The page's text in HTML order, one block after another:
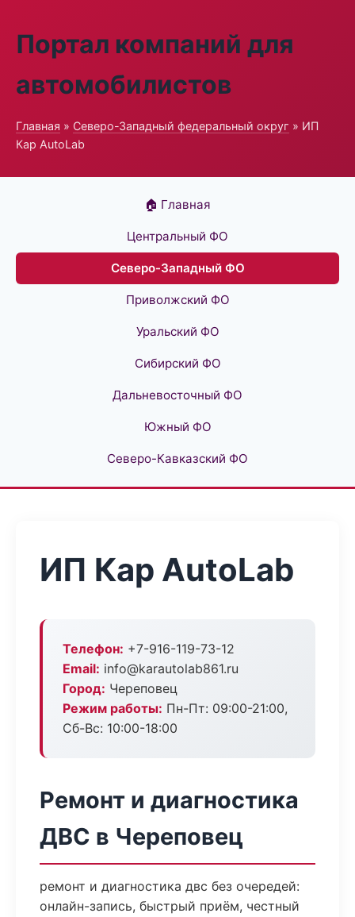
Портал компаний для
автомобилистов
Главная » Северо-Западный федеральный округ » ИП
Кар AutoLab
🏠 Главная
Центральный ФО
Северо-Западный ФО
Приволжский ФО
Уральский ФО
Сибирский ФО
Дальневосточный ФО
Южный ФО
Северо-Кавказский ФО
ИП Кар AutoLab
Телефон: +7-916-119-73-12
Email: info@karautolab861.ru
Город: Череповец
Режим работы: Пн-Пт: 09:00-21:00,
Сб-Вс: 10:00-18:00
Ремонт и диагностика
ДВС в Череповец
ремонт и диагностика двс без очередей:
онлайн-запись, быстрый приём, честный